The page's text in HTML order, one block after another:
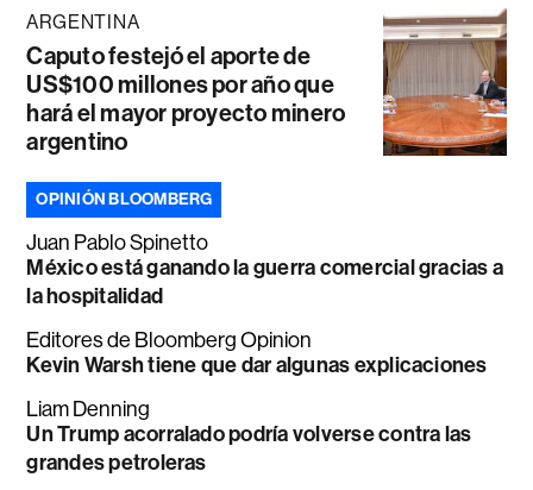
ARGENTINA
Caputo festejó el aporte de
US$100 millones por año que
hará el mayor proyecto minero
argentino
OPINIÓN BLOOMBERG
Juan Pablo Spinetto
México está ganando la guerra comercial gracias a
la hospitalidad
Editores de Bloomberg Opinion
Kevin Warsh tiene que dar algunas explicaciones
Liam Denning
Un Trump acorralado podría volverse contra las
grandes petroleras